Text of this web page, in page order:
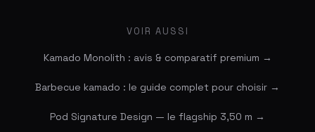
VOIR AUSSI
Kamado Monolith : avis & comparatif premium →
Barbecue kamado : le guide complet pour choisir →
Pod Signature Design — le flagship 3,50 m →